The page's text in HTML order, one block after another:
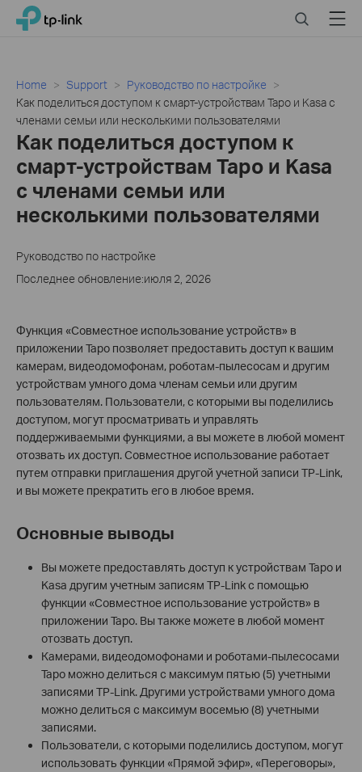
Click
navigation
TP-Link, Reliably Smart SearchMenu
Home Support
Руководство по настройке
Как поделиться доступом к смарт-устройствам Tapo и Kasa с
членами семьи или несколькими пользователями
Как поделиться доступом к
смарт-устройствам Tapo и Kasa
с членами семьи или
несколькими пользователями
Руководство по настройке
Последнее обновление:июля 2, 2026
Функция «Совместное использование устройств» в
приложении Tapo позволяет предоставить доступ к вашим
камерам, видеодомофонам, роботам-пылесосам и другим
устройствам умного дома членам семьи или другим
пользователям. Пользователи, с которыми вы поделились
доступом, могут просматривать и управлять
поддерживаемыми функциями, а вы можете в любой момент
отозвать их доступ. Совместное использование работает
путем отправки приглашения другой учетной записи TP-Link,
и вы можете прекратить его в любое время.
Основные выводы
Вы можете предоставлять доступ к устройствам Tapo и
Kasa другим учетным записям TP-Link с помощью
функции «Совместное использование устройств» в
приложении Tapo. Вы также можете в любой момент
отозвать доступ.
Камерами, видеодомофонами и роботами-пылесосами
Tapo можно делиться с максимум пятью (5) учетными
записями TP-Link. Другими устройствами умного дома
можно делиться с максимум восемью (8) учетными
записями.
Пользователи, с которыми поделились доступом, могут
использовать функции «Прямой эфир», «Переговоры»,